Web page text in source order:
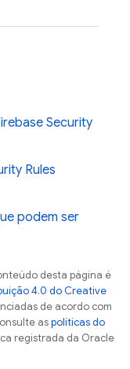
Security
Rules
podem ser
desta página é
4.0 do Creative
de acordo com
aspolíticas do
registrada da Oracle